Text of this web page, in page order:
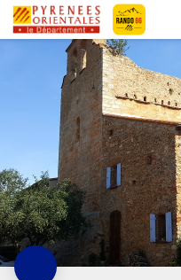
Pyrénées-
Roc de Majorque, depuis
L'ancienne cellera